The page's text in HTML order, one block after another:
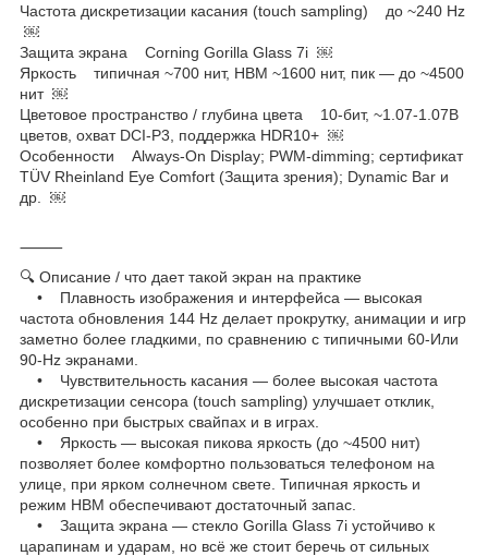
Частота дискретизации касания (touch sampling) до ~240 Hz
￼
Защита экрана Corning Gorilla Glass 7i ￼
Яркость типичная ~700 нит, HBM ~1600 нит, пик — до ~4500
нит ￼
Цветовое пространство / глубина цвета 10-бит, ~1.07-1.07B
цветов, охват DCI-P3, поддержка HDR10+ ￼
Особенности Always-On Display; PWM-dimming; сертификат
TÜV Rheinland Eye Comfort (Защита зрения); Dynamic Bar и
др. ￼
⸻
🔍 Описание / что дает такой экран на практике
• Плавность изображения и интерфейса — высокая
частота обновления 144 Hz делает прокрутку, анимации и игр
заметно более гладкими, по сравнению с типичными 60-Или
90-Hz экранами.
• Чувствительность касания — более высокая частота
дискретизации сенсора (touch sampling) улучшает отклик,
особенно при быстрых свайпах и в играх.
• Яркость — высокая пикова яркость (до ~4500 нит)
позволяет более комфортно пользоваться телефоном на
улице, при ярком солнечном свете. Типичная яркость и
режим HBM обеспечивают достаточный запас.
• Защита экрана — стекло Gorilla Glass 7i устойчиво к
царапинам и ударам, но всё же стоит беречь от сильных